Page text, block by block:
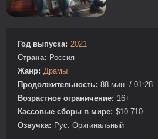
Год выпуска: 2021
Страна: Россия
Жанр: Драмы
Продолжительность: 88 мин. / 01:28
Возрастное ограничение: 16+
Кассовые сборы в мире: $10 710
Озвучка: Рус. Оригинальный